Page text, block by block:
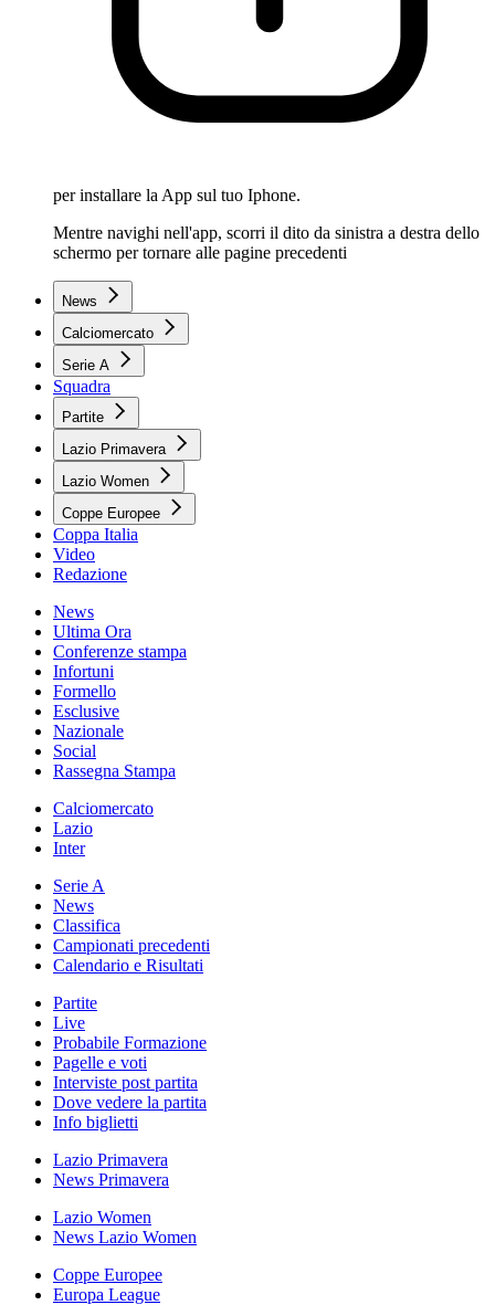
per installare la App sul tuo Iphone.
Mentre navighi nell'app, scorri il dito da sinistra a destra dello
schermo per tornare alle pagine precedenti
News
Calciomercato
Serie A
Squadra
Partite
Lazio Primavera
Lazio Women
Coppe Europee
Coppa Italia
Video
Redazione
News
Ultima Ora
Conferenze stampa
Infortuni
Formello
Esclusive
Nazionale
Social
Rassegna Stampa
Calciomercato
Lazio
Inter
Serie A
News
Classifica
Campionati precedenti
Calendario e Risultati
Partite
Live
Probabile Formazione
Pagelle e voti
Interviste post partita
Dove vedere la partita
Info biglietti
Lazio Primavera
News Primavera
Lazio Women
News Lazio Women
Coppe Europee
Europa League